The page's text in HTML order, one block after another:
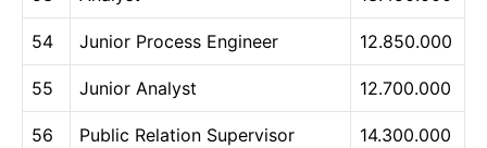
54 Junior Process Engineer 12.850.000
55 Junior Analyst 12.700.000
56 Public Relation Supervisor 14.300.000